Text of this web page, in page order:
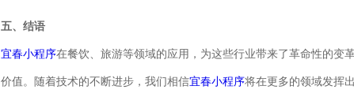
五、结语
宜春小程序在餐饮、旅游等领域的应用，为这些行业带来了革命性的变
价值。随着技术的不断进步，我们相信宜春小程序将在更多的领域发挥